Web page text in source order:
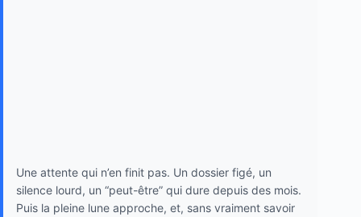
Une attente qui n’en finit pas. Un dossier figé, un
silence lourd, un “peut-être” qui dure depuis des mois.
Puis la pleine lune approche, et, sans vraiment savoir